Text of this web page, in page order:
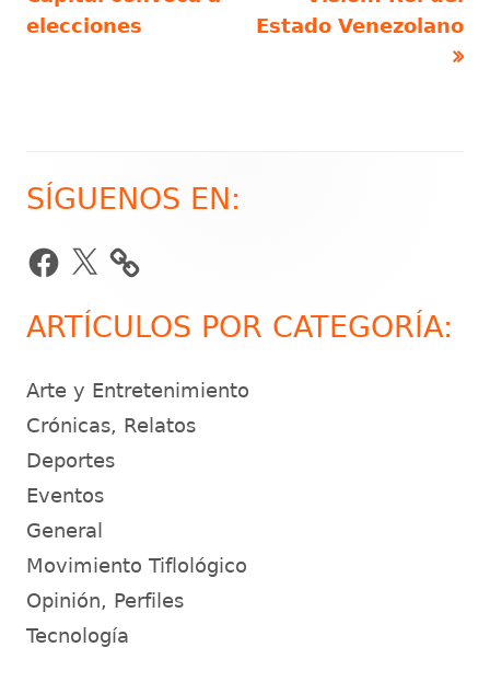
entradas
elecciones
Estado Venezolano
Barra
lateral
SÍGUENOS EN:
Facebook
X
ARTÍCULOS POR CATEGORÍA:
Arte y Entretenimiento
Crónicas, Relatos
Deportes
Eventos
General
Movimiento Tiflológico
Opinión, Perfiles
Tecnología